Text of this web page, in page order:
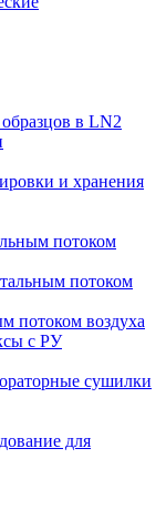
в LN2
и хранения
потоком
потоком
потоком воздуха
с РУ
сушилки
для